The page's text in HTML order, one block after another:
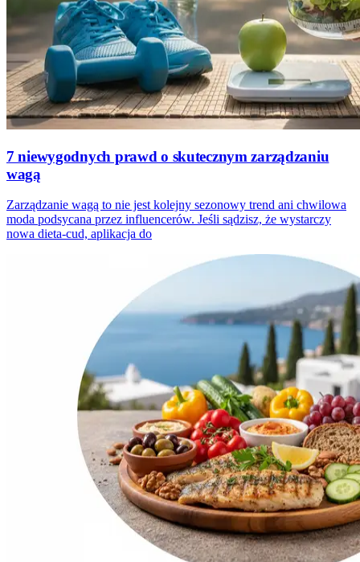
7 niewygodnych prawd o skutecznym zarządzaniu
wagą
Zarządzanie wagą to nie jest kolejny sezonowy trend ani chwilowa
moda podsycana przez influencerów. Jeśli sądzisz, że wystarczy
nowa dieta-cud, aplikacja do